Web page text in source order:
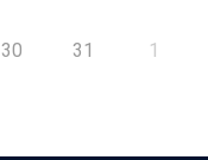
30 31 1